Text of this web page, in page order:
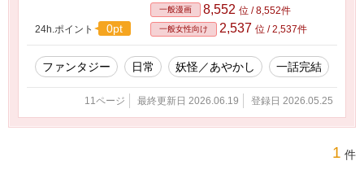
24h.ポイント 0pt
一般漫画 8,552 位 / 8,552件
一般女性向け 2,537 位 / 2,537件
ファンタジー 日常 妖怪／あやかし 一話完結
11ページ 最終更新日 2026.06.19 登録日 2026.05.25
1 件